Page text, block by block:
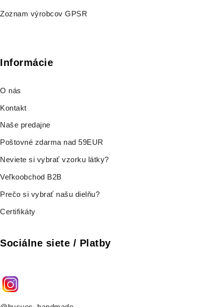
Zoznam výrobcov GPSR
Informácie
O nás
Kontakt
Naše predajne
Poštovné zdarma nad 59EUR
Neviete si vybrať vzorku látky?
Veľkoobchod B2B
Prečo si vybrať našu dielňu?
Certifikáty
Sociálne siete / Platby